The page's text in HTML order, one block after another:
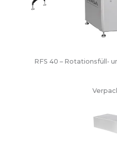
RFS 40 – Rotationsfüll-